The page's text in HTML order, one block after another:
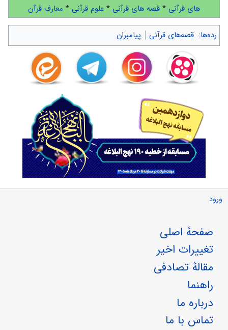
های قرآنی * قصه های قرآنی * علوم قرآنی * معارف قرآن
رده‌ها: قصه‌های قرآنی پیامبران
ورود
صفحهٔ اصلی
تغییرات اخیر
مقالهٔ تصادفی
راهنما
درباره ما
تماس با ما